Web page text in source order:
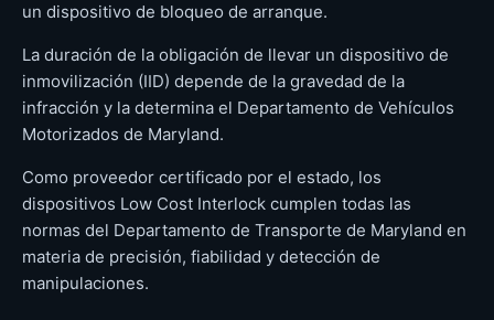
un dispositivo de bloqueo de arranque.
La duración de la obligación de llevar un dispositivo de
inmovilización (IID) depende de la gravedad de la
infracción y la determina el Departamento de Vehículos
Motorizados de Maryland.
Como proveedor certificado por el estado, los
dispositivos Low Cost Interlock cumplen todas las
normas del Departamento de Transporte de Maryland en
materia de precisión, fiabilidad y detección de
manipulaciones.